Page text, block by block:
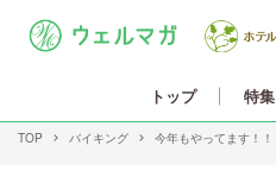
トップ 特集
TOP バイキング 今年もやってます！！